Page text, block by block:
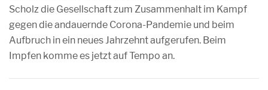
Scholz die Gesellschaft zum Zusammenhalt im Kampf
gegen die andauernde Corona-Pandemie und beim
Aufbruch in ein neues Jahrzehnt aufgerufen. Beim
Impfen komme es jetzt auf Tempo an.